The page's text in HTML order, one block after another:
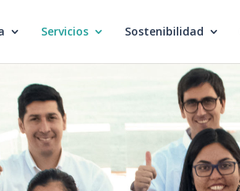
Servicios Sostenibilidad